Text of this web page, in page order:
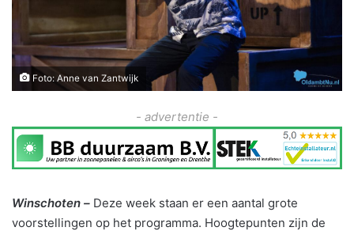
Foto: Anne van Zantwijk
- advertentie -
Winschoten – Deze week staan er een aantal grote
voorstellingen op het programma. Hoogtepunten zijn de